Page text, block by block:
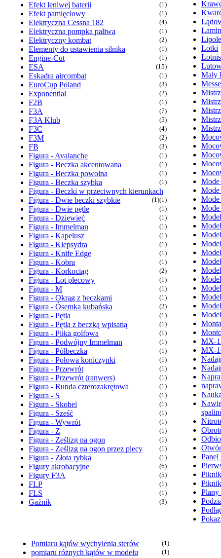
Efekt leniwej baterii (1)
Efekt pamięciowy (1)
Elektryczna Cessna 182 (4)
Elektryczna pompka paliwa (1)
Elektryczny kombat (2)
Elementy do ustawienia silnika (1)
Engine-Cut (1)
ESA (15)
Eskadra aircombat (1)
EuroCup Poland (3)
Exponential (2)
F2B (1)
F3A (7)
F3A Klub (5)
F3C (4)
F3M (2)
FB (3)
Figura - Avalanche (1)
Figura - Beczka akcentowana (1)
Figura - Beczka powolna (1)
Figura - Beczka szybka (1)
Figura - Beczki w przeciwnych kierunkach
(1)
Figura - Dwie beczki szybkie (1)
Figura - Dwie pętle (1)
Figura - Dziewięć (1)
Figura - Immelman (1)
Figura - Kapelusz (1)
Figura - Klepsydra (1)
Figura - Knife Edge (1)
Figura - Kobra (1)
Figura - Korkociąg (2)
Figura - Lot plecowy (1)
Figura - M (1)
Figura - Okrąg z beczkami (1)
Figura - Ósemka kubańska (2)
Figura - Pętla (1)
Figura - Pętla z beczką wpisaną (1)
Figura - Piłka golfowa (1)
Figura - Podwójny Immelman (1)
Figura - Półbeczka (1)
Figura - Połowa koniczynki (1)
Figura - Przewrót (1)
Figura - Przewrót (ranwers) (1)
Figura - Runda czterozakrętowa (1)
Figura - S (1)
Figura - Skobel (1)
Figura - Sześć (1)
Figura - Wywrót (1)
Figura - Z (1)
Figura - Ześlizg na ogon (1)
Figura - Ześlizg na ogon przez plecy (1)
Figura - Złota rybka (1)
Figury akrobacyjne (6)
Figury F3A (5)
FLP (1)
FLS (1)
Gaźnik (3)
Lipole
Lotki
Mały
Mode
Mode
Mode
Mode
MX-
MX-
Panel
Plany
Pomiaru kątów wychylenia sterów (1)
pomiaru różnych kątów w modelu (1)